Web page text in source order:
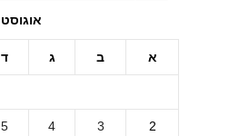
אוגוסט 2026
א ב ג ד
2
3
4
5